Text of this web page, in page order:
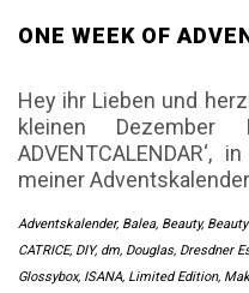
ONE WEEK OF
Hey ihr Lieben und
kleinen
meiner
Adventskalender, Balea, Beauty,
CATRICE, DIY, dm, Douglas, Dresdner
Glossybox, ISANA, Limited Edition,